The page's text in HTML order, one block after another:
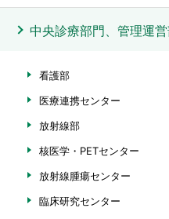
中央診療部門、管理運
看護部
医療連携センター
放射線部
核医学・PETセンター
放射線腫瘍センター
臨床研究センター